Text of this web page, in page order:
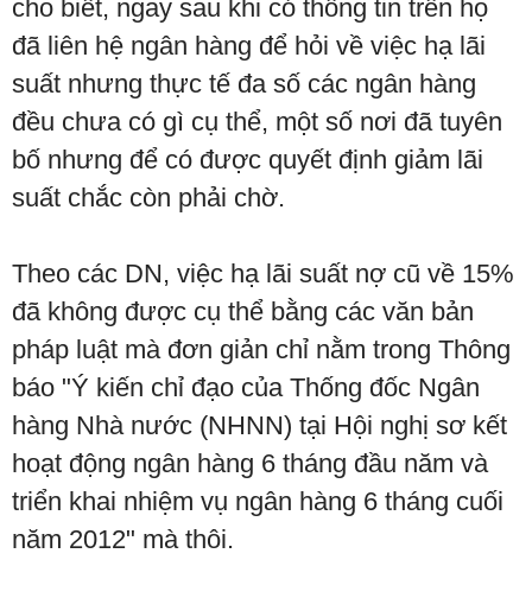
cho biết, ngay sau khi có thông tin trên họ
đã liên hệ ngân hàng để hỏi về việc hạ lãi
suất nhưng thực tế đa số các ngân hàng
đều chưa có gì cụ thể, một số nơi đã tuyên
bố nhưng để có được quyết định giảm lãi
suất chắc còn phải chờ.
Theo các DN, việc hạ lãi suất nợ cũ về 15%
đã không được cụ thể bằng các văn bản
pháp luật mà đơn giản chỉ nằm trong Thông
báo "Ý kiến chỉ đạo của Thống đốc Ngân
hàng Nhà nước (NHNN) tại Hội nghị sơ kết
hoạt động ngân hàng 6 tháng đầu năm và
triển khai nhiệm vụ ngân hàng 6 tháng cuối
năm 2012" mà thôi.